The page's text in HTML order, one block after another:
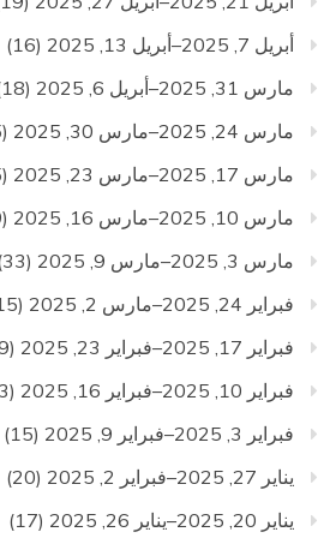
أبريل 7, 2025–أبريل 13, 2025
(16)
مارس 31, 2025–أبريل 6, 2025
(18)
مارس 24, 2025–مارس 30, 2025
(25)
مارس 17, 2025–مارس 23, 2025
(15)
مارس 10, 2025–مارس 16, 2025
(19)
مارس 3, 2025–مارس 9, 2025
(33)
فبراير 24, 2025–مارس 2, 2025
(15)
فبراير 17, 2025–فبراير 23, 2025
(19)
فبراير 10, 2025–فبراير 16, 2025
(23)
فبراير 3, 2025–فبراير 9, 2025
(15)
يناير 27, 2025–فبراير 2, 2025
(20)
يناير 20, 2025–يناير 26, 2025
(17)